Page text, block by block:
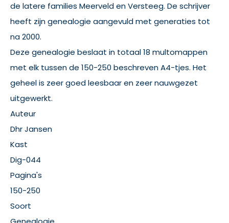
de latere families Meerveld en Versteeg. De schrijver
heeft zijn genealogie aangevuld met generaties tot
na 2000.
Deze genealogie beslaat in totaal 18 multomappen
met elk tussen de 150-250 beschreven A4-tjes. Het
geheel is zeer goed leesbaar en zeer nauwgezet
uitgewerkt.
Auteur
Dhr Jansen
Kast
Dig-044
Pagina's
150-250
Soort